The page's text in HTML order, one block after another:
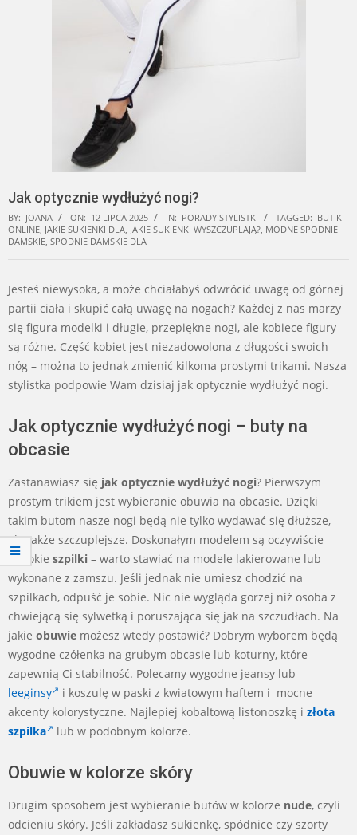
Jak optycznie wydłużyć nogi?
BY: JOANA ON: 12 LIPCA 2025 IN: PORADY STYLISTKI TAGGED: BUTIK
ONLINE, JAKIE SUKIENKI DLA, JAKIE SUKIENKI WYSZCZUPLAJĄ?, MODNE SPODNIE
DAMSKIE, SPODNIE DAMSKIE DLA
Jesteś niewysoka, a może chciałabyś odwrócić uwagę od górnej
partii ciała i skupić całą uwagę na nogach? Każdej z nas marzy
się figura modelki i długie, przepiękne nogi, ale kobiece figury
są różne. Część kobiet jest niezadowolona z długości swoich
nóg – można to jednak zmienić kilkoma prostymi trikami. Nasza
stylistka podpowie Wam dzisiaj jak optycznie wydłużyć nogi.
Jak optycznie wydłużyć nogi – buty na
obcasie
Zastanawiasz się jak optycznie wydłużyć nogi? Pierwszym
prostym trikiem jest wybieranie obuwia na obcasie. Dzięki
takim butom nasze nogi będą nie tylko wydawać się dłuższe,
ale także szczuplejsze. Doskonałym modelem są oczywiście
wysokie szpilki – warto stawiać na modele lakierowane lub
wykonane z zamszu. Jeśli jednak nie umiesz chodzić na
szpilkach, odpuść je sobie. Nic nie wygląda gorzej niż osoba z
chwiejącą się sylwetką i poruszająca się jak na szczudłach. Na
jakie obuwie możesz wtedy postawić? Dobrym wyborem będą
wygodne czółenka na grubym obcasie lub koturny, które
zapewnią Ci stabilność. Polecamy wygodne jeansy lub
leeginsy
i koszulę w paski z kwiatowym haftem i mocne
akcenty kolorystyczne. Najlepiej kobaltową listonoszkę i złota
szpilka
lub w podobnym kolorze.
Obuwie w kolorze skóry
Drugim sposobem jest wybieranie butów w kolorze nude, czyli
odcieniu skóry. Jeśli zakładasz sukienkę, spódnice czy szorty